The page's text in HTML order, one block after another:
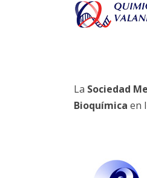
La Sociedad
Bioquímica en